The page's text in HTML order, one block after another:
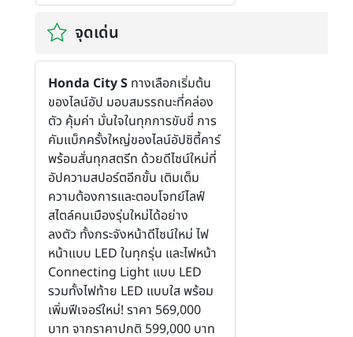
จุดเด่น
Honda City S ทางเลือกเริ่มต้น
ของไลน์อัป มอบสมรรถนะที่คล่อง
ตัว คุ้มค่า มั่นใจในทุกการขับขี่ การ
คัมแบ็กครั้งใหญ่ของไลน์อัปซิตี้คาร์
พร้อมสั่นทุกสตรีท ด้วยดีไซน์ใหม่ที่
อัปความสปอร์ตอีกขั้น เติมเต็ม
ความต้องการและตอบโจทย์ไลฟ์
สไตล์คนเมืองรุ่นใหม่ได้อย่าง
ลงตัว ทั้งกระจังหน้าดีไซน์ใหม่ ไฟ
หน้าแบบ LED ในทุกรุ่น และไฟหน้า
Connecting Light แบบ LED
รวมทั้งไฟท้าย LED แบบใส พร้อม
เพิ่มฟีเจอร์ใหม่! ราคา 569,000
บาท จากราคาปกติ 599,000 บาท